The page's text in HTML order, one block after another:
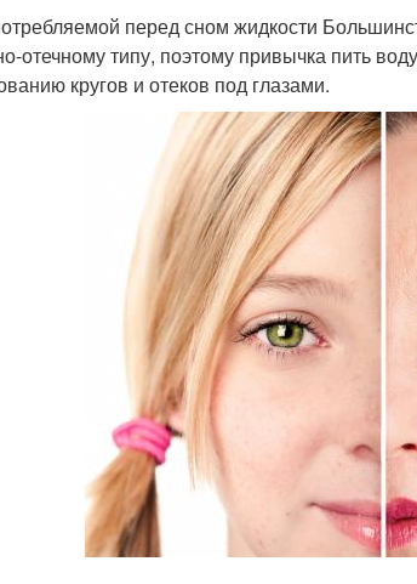
перед сном жидкости
отечному типу, поэтому привычка пить
кругов и отеков под глазами.